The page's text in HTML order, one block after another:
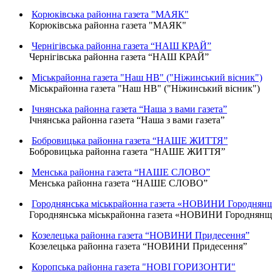
Корюківська районна газета "МАЯК"
Корюківська районна газета "МАЯК"
Чернігівська районна газета “НАШ КРАЙ”
Чернігівська районна газета “НАШ КРАЙ”
Міськрайонна газета "Наш НВ" ("Ніжинський вісник")
Міськрайонна газета "Наш НВ" ("Ніжинський вісник")
Ічнянська районна газета “Наша з вами газета”
Ічнянська районна газета “Наша з вами газета”
Бобровицька районна газета “НАШЕ ЖИТТЯ”
Бобровицька районна газета “НАШЕ ЖИТТЯ”
Менська районна газета “НАШЕ СЛОВО”
Менська районна газета “НАШЕ СЛОВО”
Городнянська міськрайонна газета «НОВИНИ
Городнянська міськрайонна газета «НОВИНИ
Козелецька районна газета “НОВИНИ Придесення”
Козелецька районна газета “НОВИНИ Придесення”
Коропська районна газета "НОВІ ГОРИЗОНТИ"